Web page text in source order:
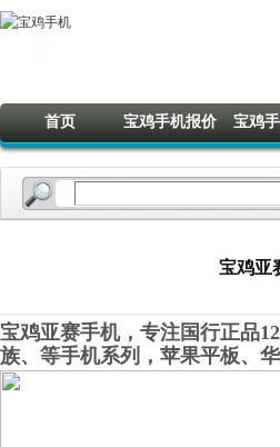
首页 宝鸡手机报价 宝鸡
宝鸡亚
宝鸡亚赛手机，专注国行正品
族、等手机系列，苹果平板、